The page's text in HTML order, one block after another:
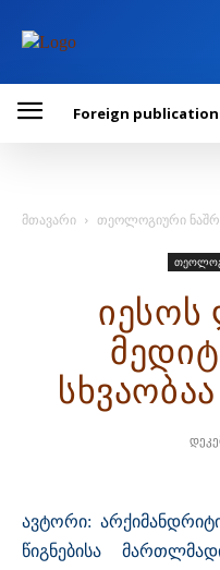
Foreign
მთავარი თეოლოგიური
იესოს
ავტორი:
წიგნებისა